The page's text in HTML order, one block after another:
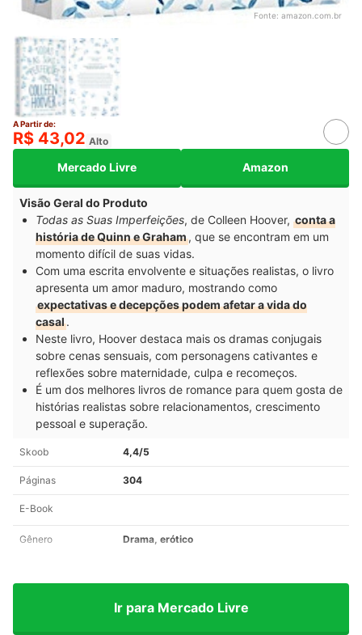
Fonte: amazon.com.br
A Partir de:
R$ 43,02 Alto
Mercado Livre Amazon
Visão Geral do Produto
Todas as Suas Imperfeições, de Colleen Hoover, conta a
história de Quinn e Graham, que se encontram em um
momento difícil de suas vidas.
Com uma escrita envolvente e situações realistas, o livro
apresenta um amor maduro, mostrando como
expectativas e decepções podem afetar a vida do
casal.
Neste livro, Hoover destaca mais os dramas conjugais
sobre cenas sensuais, com personagens cativantes e
reflexões sobre maternidade, culpa e recomeços.
É um dos melhores livros de romance para quem gosta de
histórias realistas sobre relacionamentos, crescimento
pessoal e superação.
Skoob 4,4/5
Páginas 304
E-Book
Gênero Drama, erótico
Ir para Mercado Livre